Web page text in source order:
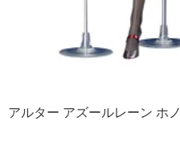
アルター アズールレーン ホ